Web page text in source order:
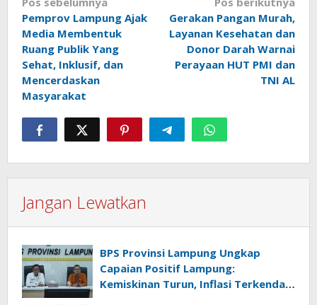
pos
Pemprov Lampung Ajak
Media Membentuk
Ruang Publik Yang
Sehat, Inklusif, dan
Mencerdaskan
Masyarakat
Gerakan Pangan Murah,
Layanan Kesehatan dan
Donor Darah Warnai
Perayaan HUT PMI dan
TNI AL
Jangan Lewatkan
BPS Provinsi Lampung Ungkap
Capaian Positif Lampung:
Kemiskinan Turun, Inflasi Terkendali,